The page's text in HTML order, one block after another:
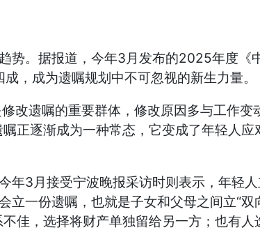
。据报道，今年3月发布的2025年度《
，成为遗嘱规划中不可忽视的新生力量。
遗嘱的重要群体，修改原因多与工作变
正逐渐成为一种常态，它变成了年轻人
3月接受宁波晚报采访时则表示，年轻
立一份遗嘱，也就是子女和父母之间立“
佳，选择将财产单独留给另一方；也有